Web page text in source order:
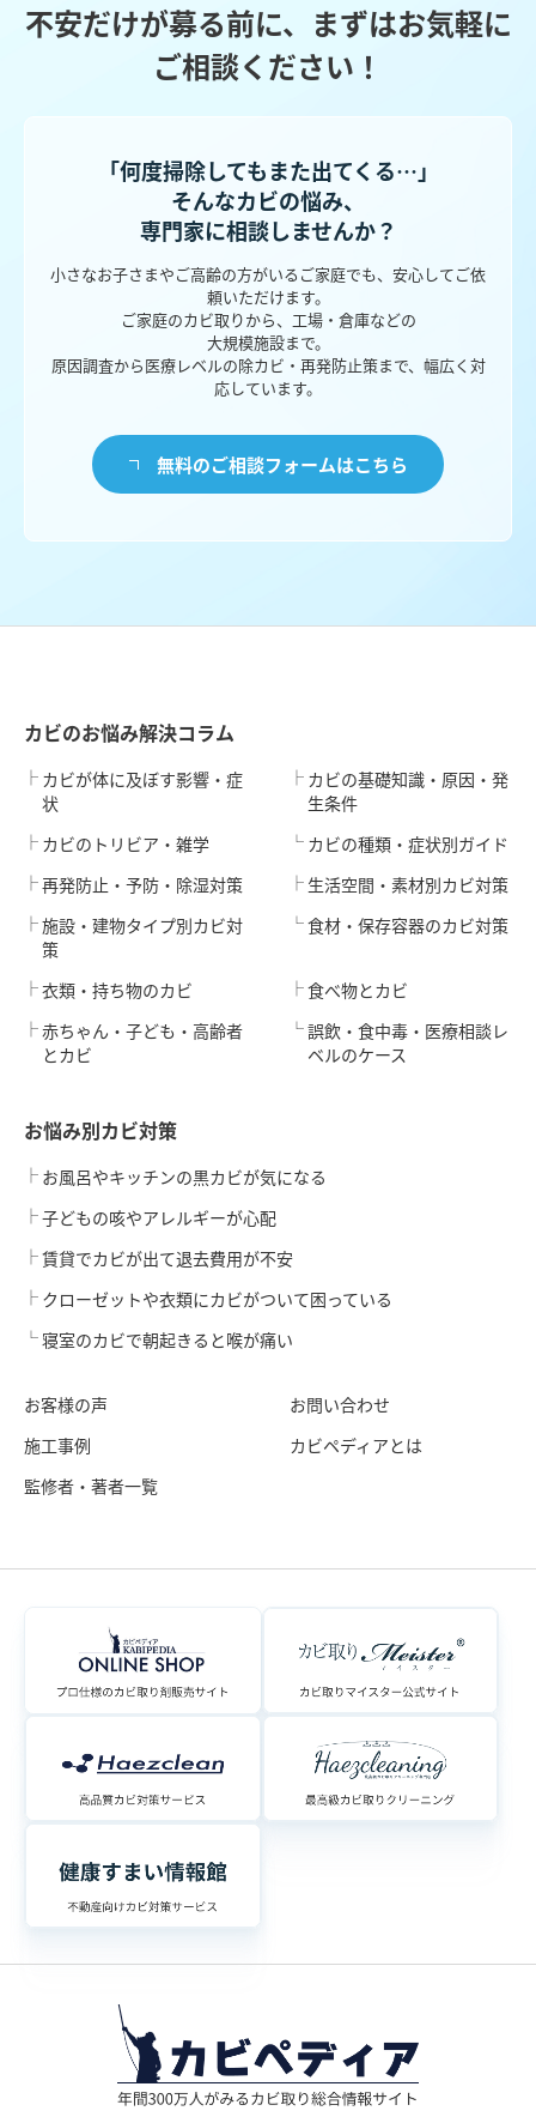
不安だけが募る前に、まずはお気軽に
ご相談ください！
「何度掃除してもまた出てくる…」
そんなカビの悩み、
専門家に相談しませんか？
小さなお子さまやご高齢の方がいるご家庭でも、安心してご依
頼いただけます。
ご家庭のカビ取りから、工場・倉庫などの
大規模施設まで。
原因調査から医療レベルの除カビ・再発防止策まで、幅広く対
応しています。
無料のご相談フォームはこちら
カビのお悩み解決コラム
カビが体に及ぼす影響・症
状
カビのトリビア・雑学
カビの基礎知識・原因・発
生条件
カビの種類・症状別ガイド
再発防止・予防・除湿対策
施設・建物タイプ別カビ対
策
生活空間・素材別カビ対策
食材・保存容器のカビ対策
衣類・持ち物のカビ
赤ちゃん・子ども・高齢者
とカビ
食べ物とカビ
誤飲・食中毒・医療相談レ
ベルのケース
お悩み別カビ対策
お風呂やキッチンの黒カビが気になる
子どもの咳やアレルギーが心配
賃貸でカビが出て退去費用が不安
クローゼットや衣類にカビがついて困っている
寝室のカビで朝起きると喉が痛い
お客様の声
施工事例
監修者・著者一覧
お問い合わせ
カビペディアとは